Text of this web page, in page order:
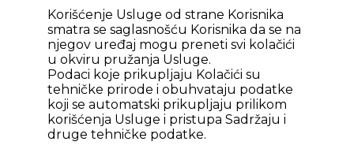
Korišćenje Usluge od strane Korisnika
smatra se saglasnošću Korisnika da se na
njegov uređaj mogu preneti svi kolačići
u okviru pružanja Usluge.
Podaci koje prikupljaju Kolačići su
tehničke prirode i obuhvataju podatke
koji se automatski prikupljaju prilikom
korišćenja Usluge i pristupa Sadržaju i
druge tehničke podatke.